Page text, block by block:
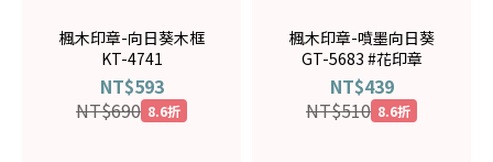
楓木印章-向日葵木框
KT-4741
NT$593
NT$690 8.6折
楓木印章-噴墨向日葵
GT-5683 #花印章
NT$439
NT$510 8.6折